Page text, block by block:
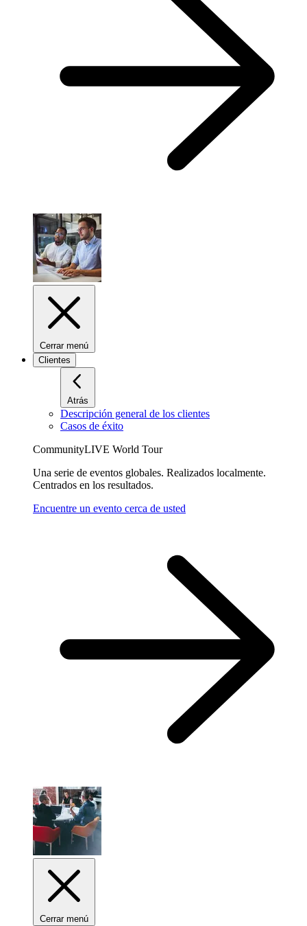
Cerrar menú
Clientes
Atrás
Descripción general de los clientes
Casos de éxito
CommunityLIVE World Tour
Una serie de eventos globales. Realizados localmente.
Centrados en los resultados.
Encuentre un evento cerca de usted
Cerrar menú